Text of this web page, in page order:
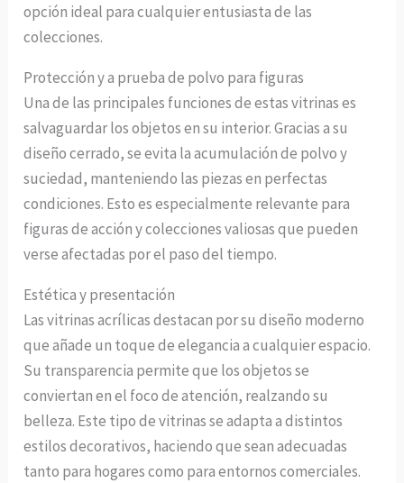
opción ideal para cualquier entusiasta de las
colecciones.
Protección y a prueba de polvo para figuras
Una de las principales funciones de estas vitrinas es
salvaguardar los objetos en su interior. Gracias a su
diseño cerrado, se evita la acumulación de polvo y
suciedad, manteniendo las piezas en perfectas
condiciones. Esto es especialmente relevante para
figuras de acción y colecciones valiosas que pueden
verse afectadas por el paso del tiempo.
Estética y presentación
Las vitrinas acrílicas destacan por su diseño moderno
que añade un toque de elegancia a cualquier espacio.
Su transparencia permite que los objetos se
conviertan en el foco de atención, realzando su
belleza. Este tipo de vitrinas se adapta a distintos
estilos decorativos, haciendo que sean adecuadas
tanto para hogares como para entornos comerciales.